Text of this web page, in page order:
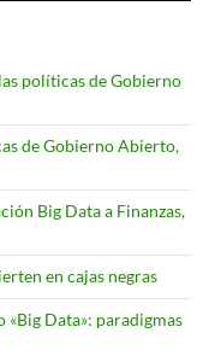
políticas de Gobierno
de Gobierno Abierto,
Big Data a Finanzas,
en cajas negras
«Big Data»: paradigmas